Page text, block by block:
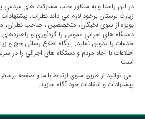
در اين راستا و به منظور جلب مشارکت هاي مردمي
زیارت لرستان برخود لازم مي داند نظرات، پيشنهادات
بويژه از سوي نخبگان، متخصصين ، صاحب نظران،
دستگاه هاي اجرائي عمومي را گردآوري و
خدمات را تدوين نمايد. پایگاه اطلاع رسانی حج و
اطلاعات با آحاد مردم و دستگاه هاي اجرائي را در
است.
مي توانيد از طريق منوي ارتباط با ما و صفحه
پيشنهادات و انتقادات خود آگاه سازيد.